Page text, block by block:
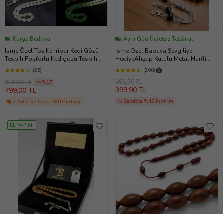
Kargo Bedava
Isme Özel Toz Kehribar Kedi Gözü
Tesbih Fosforlu Kedigözü Tespih
(Beyaz)
(25)
958,80 TL %17
799,00 TL
2 Adet ve Üzeri %10 İndirim
Aynı Gün Ücretsiz Teslimat
İsme Özel Babaya,Sevgiliye
HediyeAhşap Kutulu Metal Harfli
Doğal Hematit Stres Taşı Tesbih
(Siyah)
(200)
666,50 TL
399,90 TL
Sepette %40 İndirim
EL YAPIMI